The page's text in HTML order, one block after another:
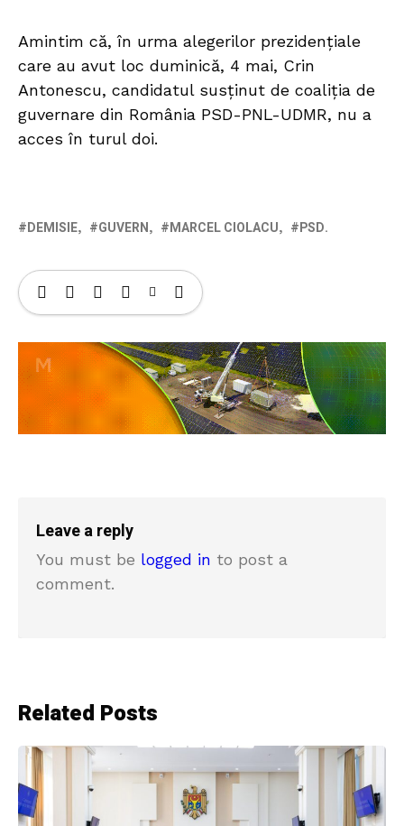
Amintim că, în urma alegerilor prezidențiale
care au avut loc duminică, 4 mai, Crin
Antonescu, candidatul susținut de coaliția de
guvernare din România PSD-PNL-UDMR, nu a
acces în turul doi.
DEMISIE GUVERN MARCEL CIOLACU PSD.
Leave a reply
You must be logged in to post a
comment.
Related Posts